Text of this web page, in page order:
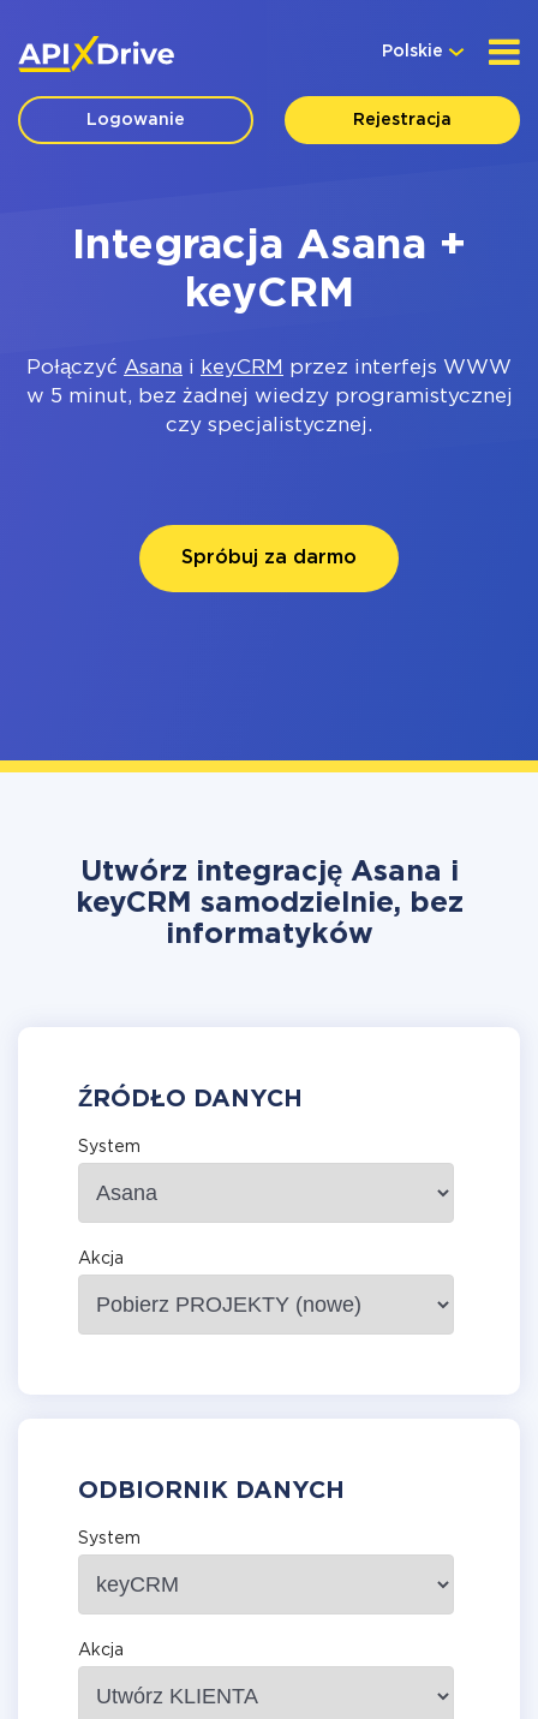
Polskie
Logowanie Rejestracja
Integracja Asana +
keyCRM
Połączyć Asana i keyCRM przez interfejs WWW
w 5 minut, bez żadnej wiedzy programistycznej
czy specjalistycznej.
Spróbuj za darmo
Utwórz integrację Asana i
keyCRM samodzielnie, bez
informatyków
ŹRÓDŁO DANYCH
System
Akcja
ODBIORNIK DANYCH
System
Akcja